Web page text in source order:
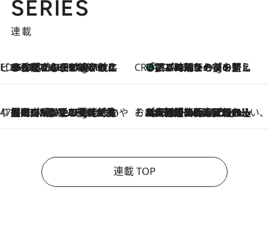
SERIES
連載
ビューティいいもの集め EDITORS' BEST
10 Minutes Ago
35℃超えの日の夜、枕にひと吹き！ BAUMのルームスプレーが、ひのきの香りで心まで解きほぐす CREA'S CHOICE
10 Minutes Ago
「眠る時刻をセットする」——眠りの前を整える、バルミューダの新しいアプローチ
47都道府県の手みやげ ひんやりスイーツで夏を満喫
10 Minutes Ago
【岡山県】この夏絶対食べたい 冷やしておいしいおやつ3選 フルーツが主役のプリンやアイスが勢揃い そおだよおこの関西おいしい、おやつ紀行
2026.8.9
［大阪府箕面市］一皿一皿目の前で仕上げられる、料理を巧みに組み込んだアシェットデセールコース「ミチル アシェット デセール（Michiru assiette dessert）」
連載 TOP